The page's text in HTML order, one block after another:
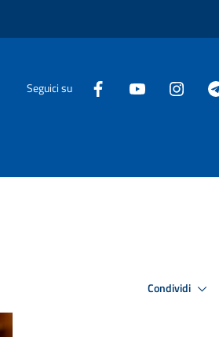
Seguici su
Condividi